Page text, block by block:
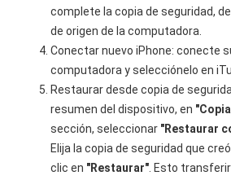
complete la copia de seguridad,
de origen de la computadora.
Conectar nuevo iPhone: conecte
computadora y selecciónelo en
Restaurar desde copia de
resumen del dispositivo, en
sección, seleccionar "Restaurar
Elija la copia de seguridad que
clic en "Restaurar". Esto